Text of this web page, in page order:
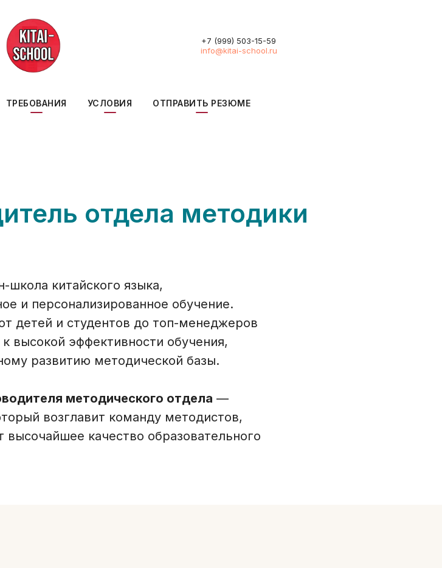
+7 (999) 503-15-59
info@kitai-school.ru
ТРЕБОВАНИЯ УСЛОВИЯ ОТПРАВИТЬ РЕЗЮМЕ
отдела методики
китайского языка,
и персонализированное обучение.
детей и студентов до топ-менеджеров
высокой эффективности обучения,
развитию методической базы.
методического отдела —
возглавит команду методистов,
качество образовательного